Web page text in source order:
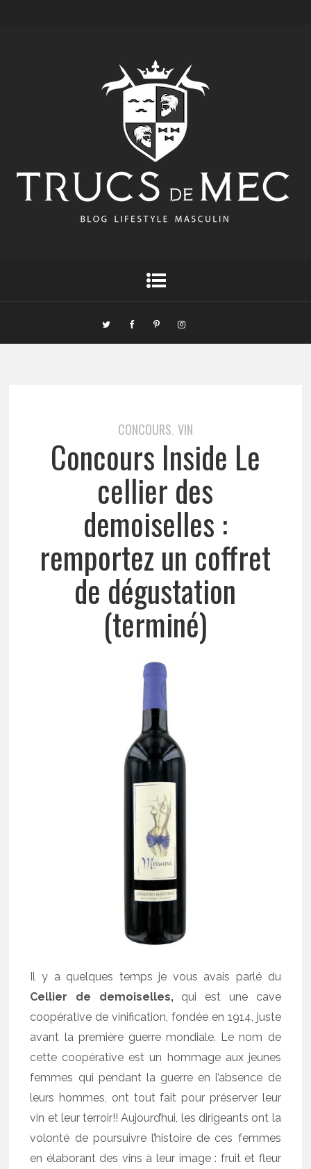
CONCOURS, VIN
Concours Inside Le
cellier des
demoiselles :
remportez un coffret
de dégustation
(terminé)
Il y a quelques temps je vous avais parlé du
Cellier de demoiselles,qui est une cave
coopérative de vinification, fondée en 1914, juste
avant la première guerre mondiale. Le nom de
cette coopérative est un hommage aux jeunes
femmes qui pendant la guerre en l’absence de
leurs hommes, ont tout fait pour préserver leur
vin et leur terroir!! Aujourd’hui, les dirigeants ont la
volonté de poursuivre l’histoire de ces femmes
en élaborant des vins à leur image : fruit et fleur